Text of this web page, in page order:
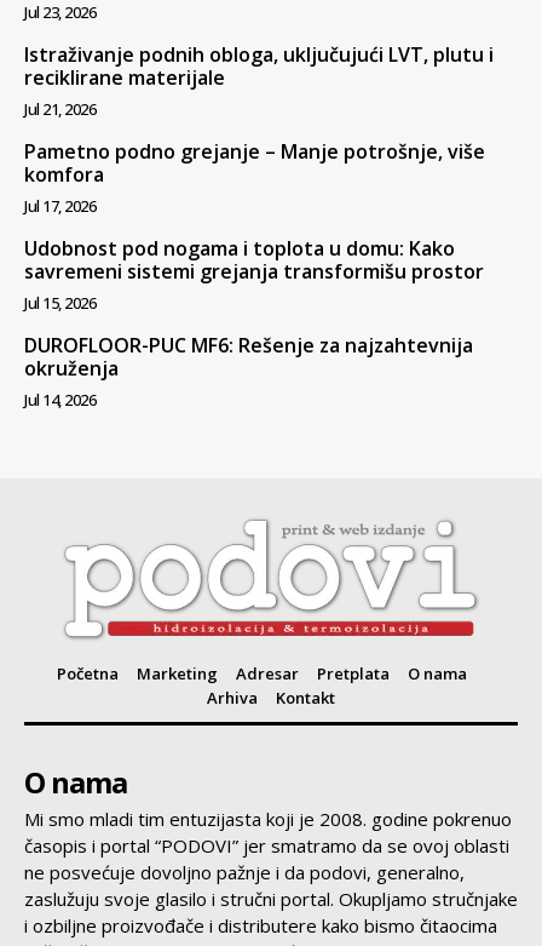
Jul 23, 2026
Istraživanje podnih obloga, uključujući LVT, plutu i
reciklirane materijale
Jul 21, 2026
Pametno podno grejanje – Manje potrošnje, više
komfora
Jul 17, 2026
Udobnost pod nogama i toplota u domu: Kako
savremeni sistemi grejanja transformišu prostor
Jul 15, 2026
DUROFLOOR-PUC MF6: Rešenje za najzahtevnija
okruženja
Jul 14, 2026
Početna Marketing Adresar Pretplata
O nama
Arhiva
Kontakt
O nama
Mi smo mladi tim entuzijasta koji je 2008. godine pokrenuo
časopis i portal “PODOVI” jer smatramo da se ovoj oblasti
ne posvećuje dovoljno pažnje i da podovi, generalno,
zaslužuju svoje glasilo i stručni portal. Okupljamo stručnjake
i ozbiljne proizvođače i distributere kako bismo čitaocima